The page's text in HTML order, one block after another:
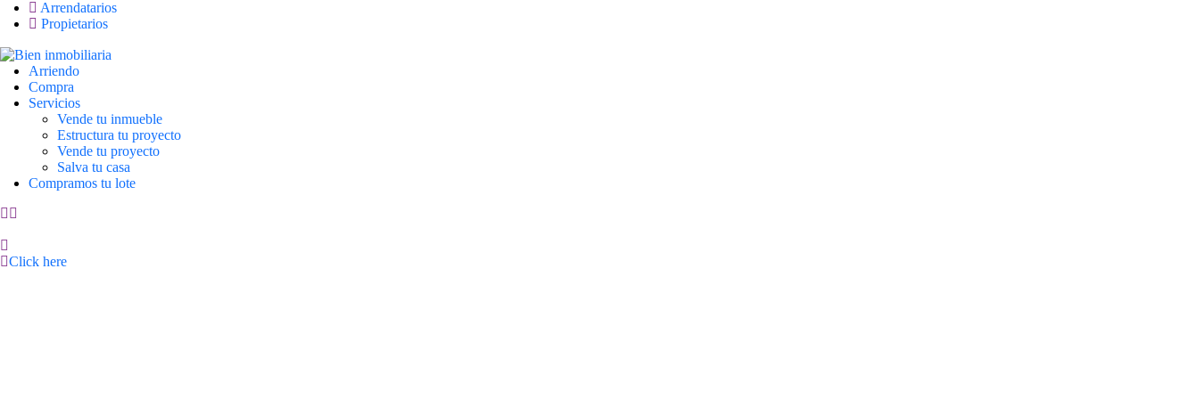
Arrendatarios
Propietarios
Arriendo
Compra
Servicios
Vende tu inmueble
Estructura tu proyecto
Vende tu proyecto
Salva tu casa
Compramos tu lote
Click here